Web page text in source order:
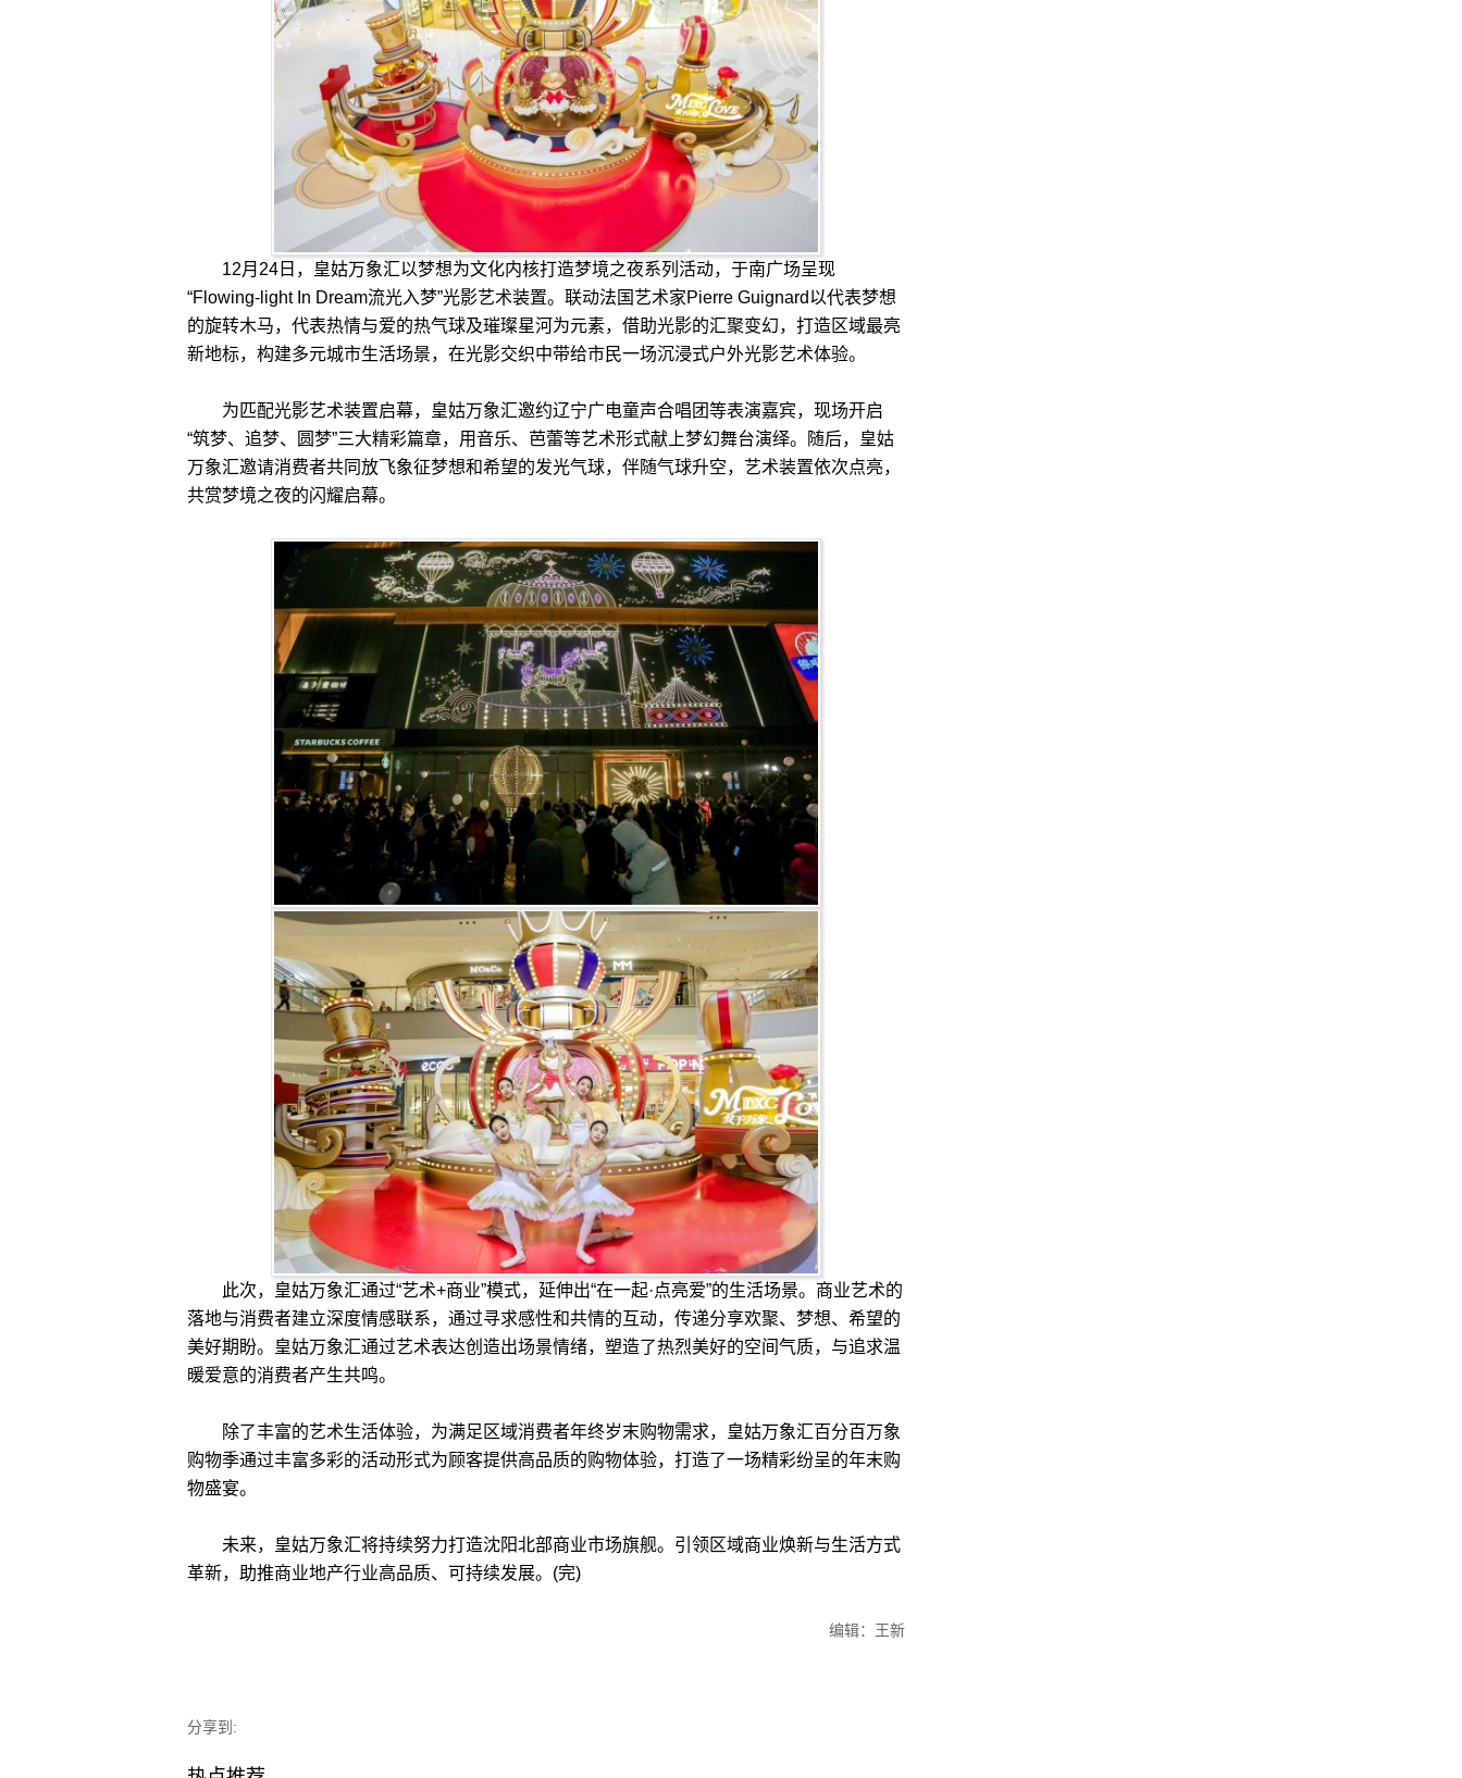
12月24日，皇姑万象汇以梦想为文化内核打造梦境之夜系列活动，于南广场呈现
“Flowing-light In Dream流光入梦”光影艺术装置。联动法国艺术家Pierre Guignard以代表梦想
的旋转木马，代表热情与爱的热气球及璀璨星河为元素，借助光影的汇聚变幻，打造区域最亮
新地标，构建多元城市生活场景，在光影交织中带给市民一场沉浸式户外光影艺术体验。
为匹配光影艺术装置启幕，皇姑万象汇邀约辽宁广电童声合唱团等表演嘉宾，现场开启
“筑梦、追梦、圆梦”三大精彩篇章，用音乐、芭蕾等艺术形式献上梦幻舞台演绎。随后，皇姑
万象汇邀请消费者共同放飞象征梦想和希望的发光气球，伴随气球升空，艺术装置依次点亮，
共赏梦境之夜的闪耀启幕。
此次，皇姑万象汇通过“艺术+商业”模式，延伸出“在一起·点亮爱”的生活场景。商业艺术的
落地与消费者建立深度情感联系，通过寻求感性和共情的互动，传递分享欢聚、梦想、希望的
美好期盼。皇姑万象汇通过艺术表达创造出场景情绪，塑造了热烈美好的空间气质，与追求温
暖爱意的消费者产生共鸣。
除了丰富的艺术生活体验，为满足区域消费者年终岁末购物需求，皇姑万象汇百分百万象
购物季通过丰富多彩的活动形式为顾客提供高品质的购物体验，打造了一场精彩纷呈的年末购
物盛宴。
未来，皇姑万象汇将持续努力打造沈阳北部商业市场旗舰。引领区域商业焕新与生活方式
革新，助推商业地产行业高品质、可持续发展。(完)
编辑：王新
分享到: